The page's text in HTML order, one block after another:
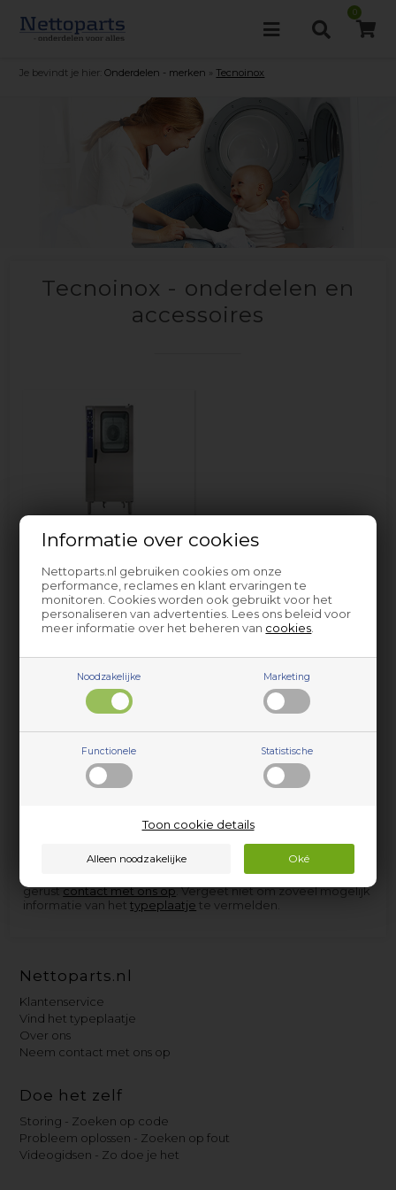
Informatie over cookies
Nettoparts.nl gebruiken cookies om onze
performance, reclames en klant ervaringen te
monitoren. Cookies worden ook gebruikt voor het
personaliseren van advertenties. Lees ons beleid voor
meer informatie over het beheren van cookies
Noodzakelijke Marketing
Functionele Statistische
Toon cookie details
0
Je bevindt je hier: Onderdelen - merken Tecnoinox
Tecnoinox - onderdelen en
accessoires
Professionele oven &
Onderdelen en accessoires voor huishoudelijke apparaten
van Tecnoinox vindt u bij Nettoparts. We hebben een
gigantische selectie reserveonderdelen voor vrijwel alle
gevallen zo snel aanschaffen dat u niet langer dan een paar
Als u hulp nodig heeft bij het vinden van het juiste
reserveonderdeel voor uw Tecnoinox-apparaat, neem dan
gerustcontact met ons op. Vergeet niet om zoveel mogelijk
informatie van hettypeplaatje te vermelden.
Nettoparts.nl
Klantenservice
Vind het typeplaatje
Over ons
Neem contact met ons op
Doe het zelf
Storing - Zoeken op code
Probleem oplossen - Zoeken op fout
Videogidsen - Zo doe je het